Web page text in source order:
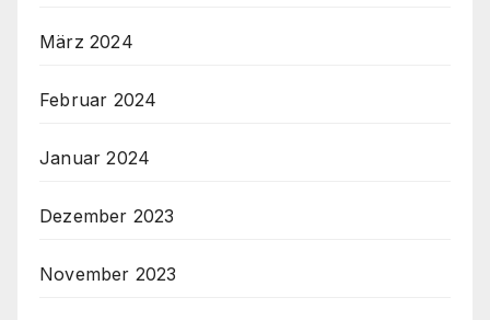
März 2024
Februar 2024
Januar 2024
Dezember 2023
November 2023